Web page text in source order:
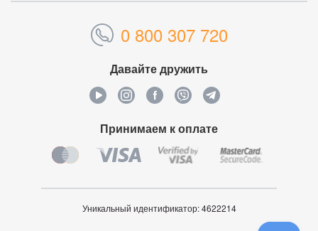
0 800 307 720
Давайте дружить
Принимаем к оплате
Уникальный идентификатор:4622214